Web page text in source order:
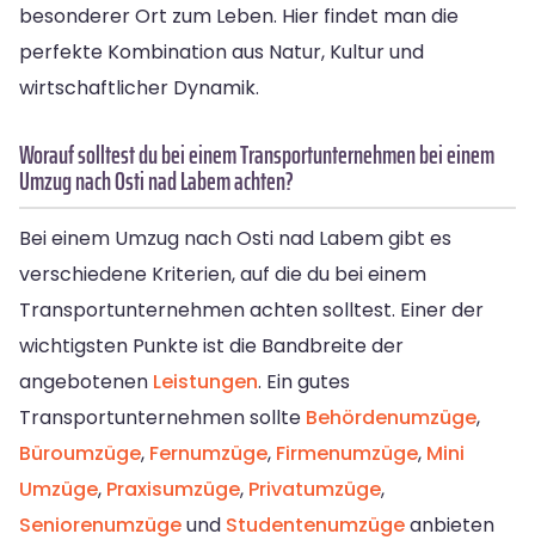
besonderer Ort zum Leben. Hier findet man die
perfekte Kombination aus Natur, Kultur und
wirtschaftlicher Dynamik.
Worauf solltest du bei einem Transportunternehmen bei einem
Umzug nach Osti nad Labem achten?
Bei einem Umzug nach Osti nad Labem gibt es
verschiedene Kriterien, auf die du bei einem
Transportunternehmen achten solltest. Einer der
wichtigsten Punkte ist die Bandbreite der
angebotenen Leistungen. Ein gutes
Transportunternehmen sollte Behördenumzüge,
Büroumzüge, Fernumzüge, Firmenumzüge, Mini
Umzüge, Praxisumzüge, Privatumzüge,
Seniorenumzügeund Studentenumzügeanbieten